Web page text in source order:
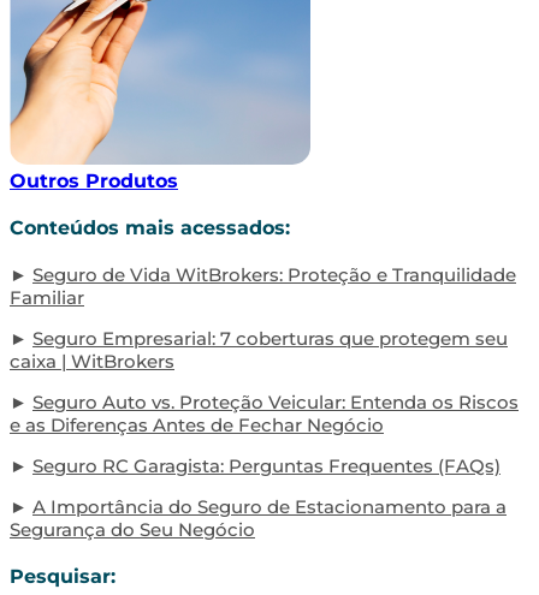
Outros Produtos
Conteúdos mais acessados:
Seguro de Vida WitBrokers: Proteção e Tranquilidade
Familiar
Seguro Empresarial: 7 coberturas que protegem seu
caixa | WitBrokers
Seguro Auto vs. Proteção Veicular: Entenda os Riscos
e as Diferenças Antes de Fechar Negócio
Seguro RC Garagista: Perguntas Frequentes (FAQs)
A Importância do Seguro de Estacionamento para a
Segurança do Seu Negócio
Pesquisar: